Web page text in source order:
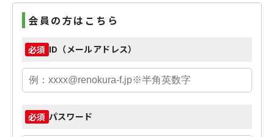
会員の方はこちら
必須 ID（メールアドレス）
必須 パスワード